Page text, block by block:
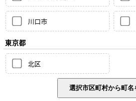
川口市
東京都
北区